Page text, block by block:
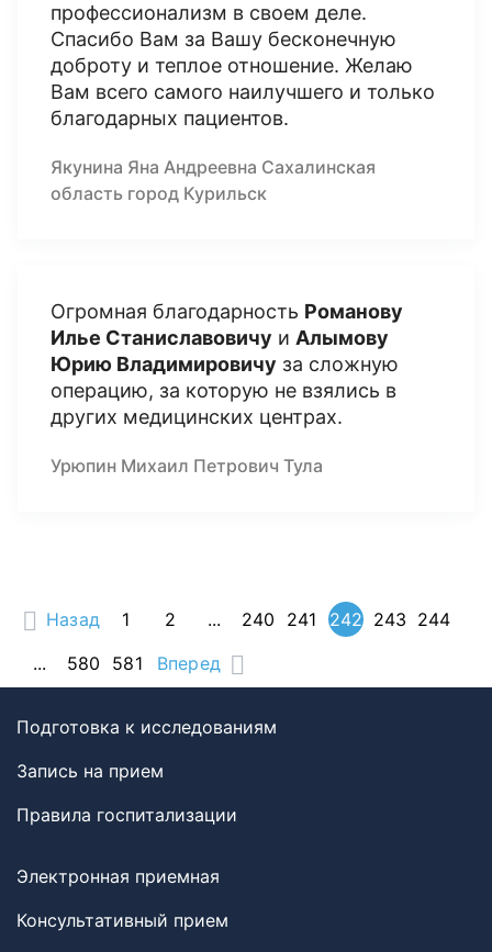
профессионализм в своем деле.
Спасибо Вам за Вашу бесконечную
доброту и теплое отношение. Желаю
Вам всего самого наилучшего и только
благодарных пациентов.
Якунина Яна Андреевна Сахалинская
область город Курильск
Огромная благодарность Романову
Илье Станиславовичу и Алымову
Юрию Владимировичу за сложную
операцию, за которую не взялись в
других медицинских центрах.
Урюпин Михаил Петрович Тула
Назад 1 2 ... 240 241 242 243 244
...
580 581 Вперед
Подготовка к исследованиям
Запись на прием
Правила госпитализации
Электронная приемная
Консультативный прием